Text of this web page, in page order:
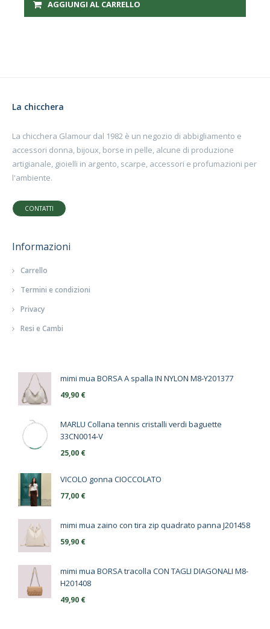
AGGIUNGI AL CARRELLO
La chicchera
La chicchera Glamour dal 1982 è un negozio di abbigliamento e
accessori donna, bijoux, borse in pelle, alcune di produzione
artigianale, gioielli in argento, scarpe, accessori e profumazioni per
l'ambiente.
CONTATTI
Informazioni
Carrello
Termini e condizioni
Privacy
Resi e Cambi
mimi mua BORSA A spalla IN NYLON M8-Y201377
49,90 €
MARLU Collana tennis cristalli verdi baguette
33CN0014-V
25,00 €
VICOLO gonna CIOCCOLATO
77,00 €
mimi mua zaino con tira zip quadrato panna J201458
59,90 €
mimi mua BORSA tracolla CON TAGLI DIAGONALI M8-
H201408
49,90 €